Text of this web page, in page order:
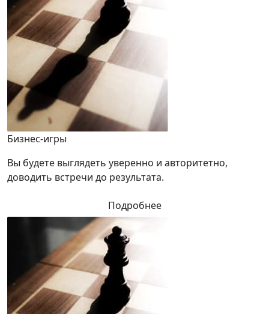
Бизнес-игры
Вы будете выглядеть уверенно и авторитетно,
доводить встречи до результата.
Подробнее